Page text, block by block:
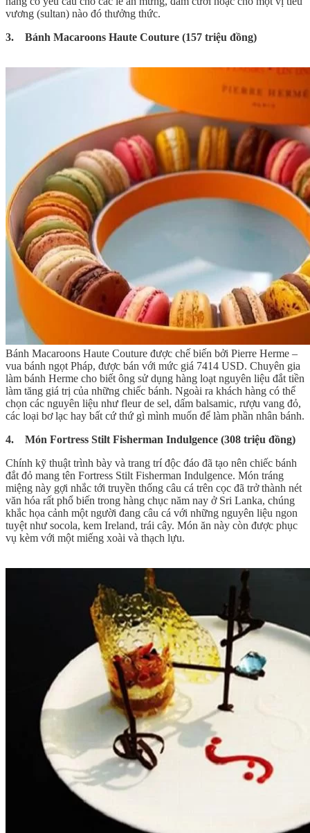
vương (sultan) nào đó thưởng thức.
3. Bánh Macaroons Haute Couture (157 triệu đồng)
Bánh Macaroons Haute Couture được chế biến bởi Pierre Herme –
vua bánh ngọt Pháp, được bán với mức giá 7414 USD. Chuyên gia
làm bánh Herme cho biết ông sử dụng hàng loạt nguyên liệu đắt tiền
làm tăng giá trị của những chiếc bánh. Ngoài ra khách hàng có thể
chọn các nguyên liệu như fleur de sel, dấm balsamic, rượu vang đỏ,
các loại bơ lạc hay bất cứ thứ gì mình muốn để làm phần nhân bánh.
4. Món Fortress Stilt Fisherman Indulgence (308 triệu đồng)
Chính kỹ thuật trình bày và trang trí độc đáo đã tạo nên chiếc bánh
đắt đỏ mang tên Fortress Stilt Fisherman Indulgence. Món tráng
miệng này gợi nhắc tới truyền thống câu cá trên cọc đã trở thành nét
văn hóa rất phổ biến trong hàng chục năm nay ở Sri Lanka, chúng
khắc họa cảnh một người đang câu cá với những nguyên liệu ngon
tuyệt như socola, kem Ireland, trái cây. Món ăn này còn được phục
vụ kèm với một miếng xoài và thạch lựu.